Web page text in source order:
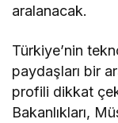
aralanacak.
Türkiye’nin
paydaşları bir
profili dikkat
Bakanlıkları,